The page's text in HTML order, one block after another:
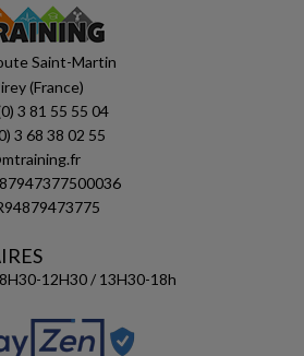
Saint-Martin
(France)
3 81 55 55 04
3 68 38 02 55
12H30 / 13H30-18h